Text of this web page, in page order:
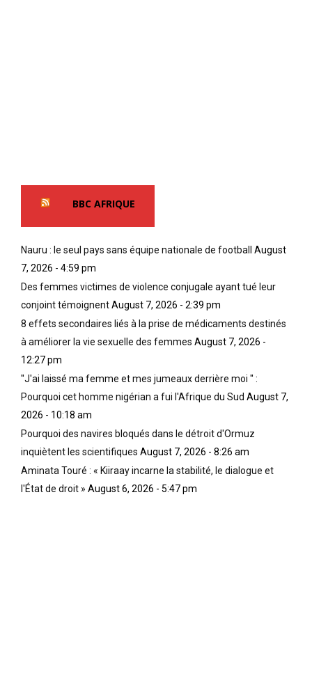
BBC AFRIQUE
Nauru : le seul pays sans équipe nationale de football August
7, 2026 - 4:59 pm
Des femmes victimes de violence conjugale ayant tué leur
conjoint témoignentAugust 7, 2026 - 2:39 pm
8 effets secondaires liés à la prise de médicaments destinés
à améliorer la vie sexuelle des femmes August 7, 2026 -
12:27 pm
''J'ai laissé ma femme et mes jumeaux derrière moi '' :
Pourquoi cet homme nigérian a fui l'Afrique du Sud August 7,
2026 - 10:18 am
Pourquoi des navires bloqués dans le détroit d'Ormuz
inquiètent les scientifiques August 7, 2026 - 8:26 am
Aminata Touré : « Kiiraay incarne la stabilité, le dialogue et
l'État de droit » August 6, 2026 - 5:47 pm